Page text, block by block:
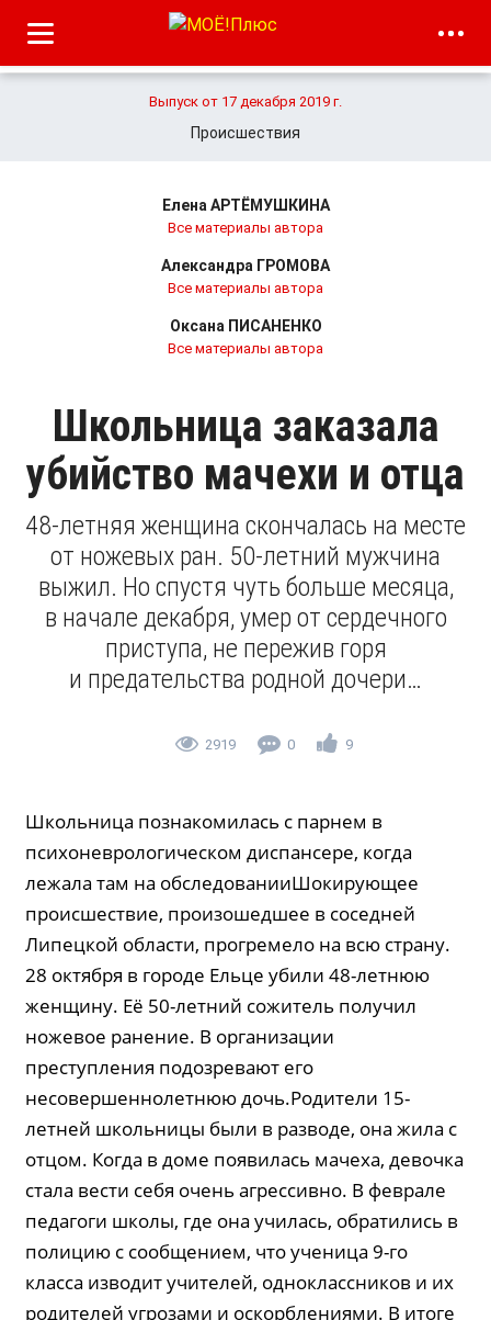
Выпуск от 17 декабря 2019 г.
Происшествия
Елена АРТЁМУШКИНА
Все материалы автора
Александра ГРОМОВА
Все материалы автора
Оксана ПИСАНЕНКО
Все материалы автора
Школьница заказала
убийство мачехи и отца
48-летняя женщина скончалась на месте
от ножевых ран. 50-летний мужчина
выжил. Но спустя чуть больше месяца,
в начале декабря, умер от сердечного
приступа, не пережив горя
и предательства родной дочери…
2919 0 9
Школьница познакомилась с парнем в
психоневрологическом диспансере, когда
лежала там на обследованииШокирующее
происшествие, произошедшее в соседней
Липецкой области, прогремело на всю страну.
28 октября в городе Ельце убили 48-летнюю
женщину. Её 50-летний сожитель получил
ножевое ранение. В организации
преступления подозревают его
несовершеннолетнюю дочь.Родители 15-
летней школьницы были в разводе, она жила с
отцом. Когда в доме появилась мачеха, девочка
стала вести себя очень агрессивно. В феврале
педагоги школы, где она училась, обратились в
полицию с сообщением, что ученица 9-го
класса изводит учителей, одноклассников и их
родителей угрозами и оскорблениями. В итоге